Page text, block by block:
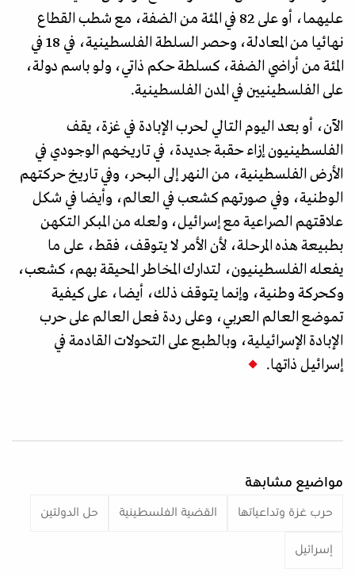
عليهما، أو على 82 في المئة من الضفة، مع شطب القطاع
نهائيا من المعادلة، وحصر السلطة الفلسطينية، في 18 في
المئة من أراضي الضفة، كسلطة حكم ذاتي، ولو باسم دولة،
على الفلسطينيين في المدن الفلسطينية.
الآن، أو بعد اليوم التالي لحرب الإبادة في غزة، يقف
الفلسطينيون إزاء حقبة جديدة، في تاريخهم الوجودي في
الأرض الفلسطينية، من النهر إلى البحر، وفي تاريخ حركتهم
الوطنية، وفي صورتهم كشعب في العالم، وأيضا في شكل
علاقتهم الصراعية مع إسرائيل، ولعله من المبكر التكهن
بطبيعة هذه المرحلة، لأن الأمر لا يتوقف، فقط، على ما
يفعله الفلسطينيون، لتدارك المخاطر المحيقة بهم، كشعب،
وكحركة وطنية، وإنما يتوقف ذلك، أيضا، على كيفية
تموضع العالم العربي، وعلى ردة فعل العالم على حرب
الإبادة الإسرائيلية، وبالطبع على التحولات القادمة في
إسرائيل ذاتها.
مواضيع مشابهة
حرب غزة وتداعياتها القضية الفلسطينية حل الدولتين
إسرائيل